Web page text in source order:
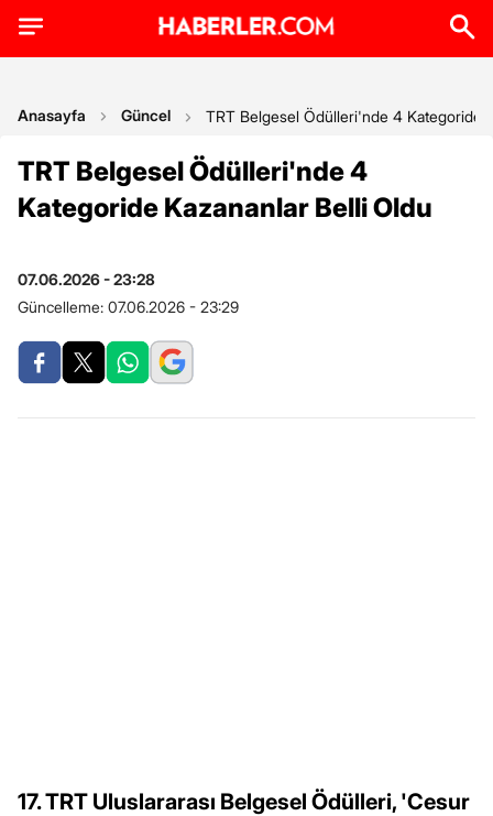
Anasayfa Güncel TRT Belgesel Ödülleri'nde 4 Kategoride
TRT Belgesel Ödülleri'nde 4
Kategoride Kazananlar Belli Oldu
07.06.2026 - 23:28
Güncelleme: 07.06.2026 - 23:29
17. TRT Uluslararası Belgesel Ödülleri, 'Cesur